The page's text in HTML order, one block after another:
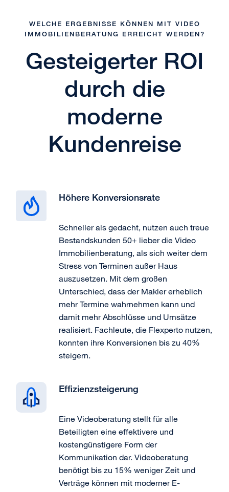
WELCHE ERGEBNISSE KÖNNEN MIT VIDEO
IMMOBILIENBERATUNG ERREICHT WERDEN?
Gesteigerter ROI
durch die
moderne
Kundenreise
Höhere Konversionsrate
Schneller als gedacht, nutzen auch treue
Bestandskunden 50+ lieber die Video
Immobilienberatung, als sich weiter dem
Stress von Terminen außer Haus
auszusetzen. Mit dem großen
Unterschied, dass der Makler erheblich
mehr Termine wahrnehmen kann und
damit mehr Abschlüsse und Umsätze
realisiert. Fachleute, die Flexperto nutzen,
konnten ihre Konversionen bis zu 40%
steigern.
Effizienzsteigerung
Eine Videoberatung stellt für alle
Beteiligten eine effektivere und
kostengünstigere Form der
Kommunikation dar. Videoberatung
benötigt bis zu 15% weniger Zeit und
Verträge können mit moderner E-